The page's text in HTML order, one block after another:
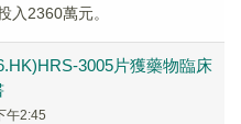
入2360萬元。
3005片獲藥物臨床
午2:45